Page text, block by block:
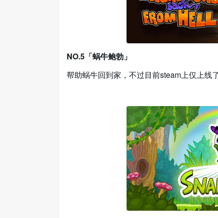
NO.5「蜗牛鲍勃」
帮助蜗牛回到家，不过目前steam上仅上线